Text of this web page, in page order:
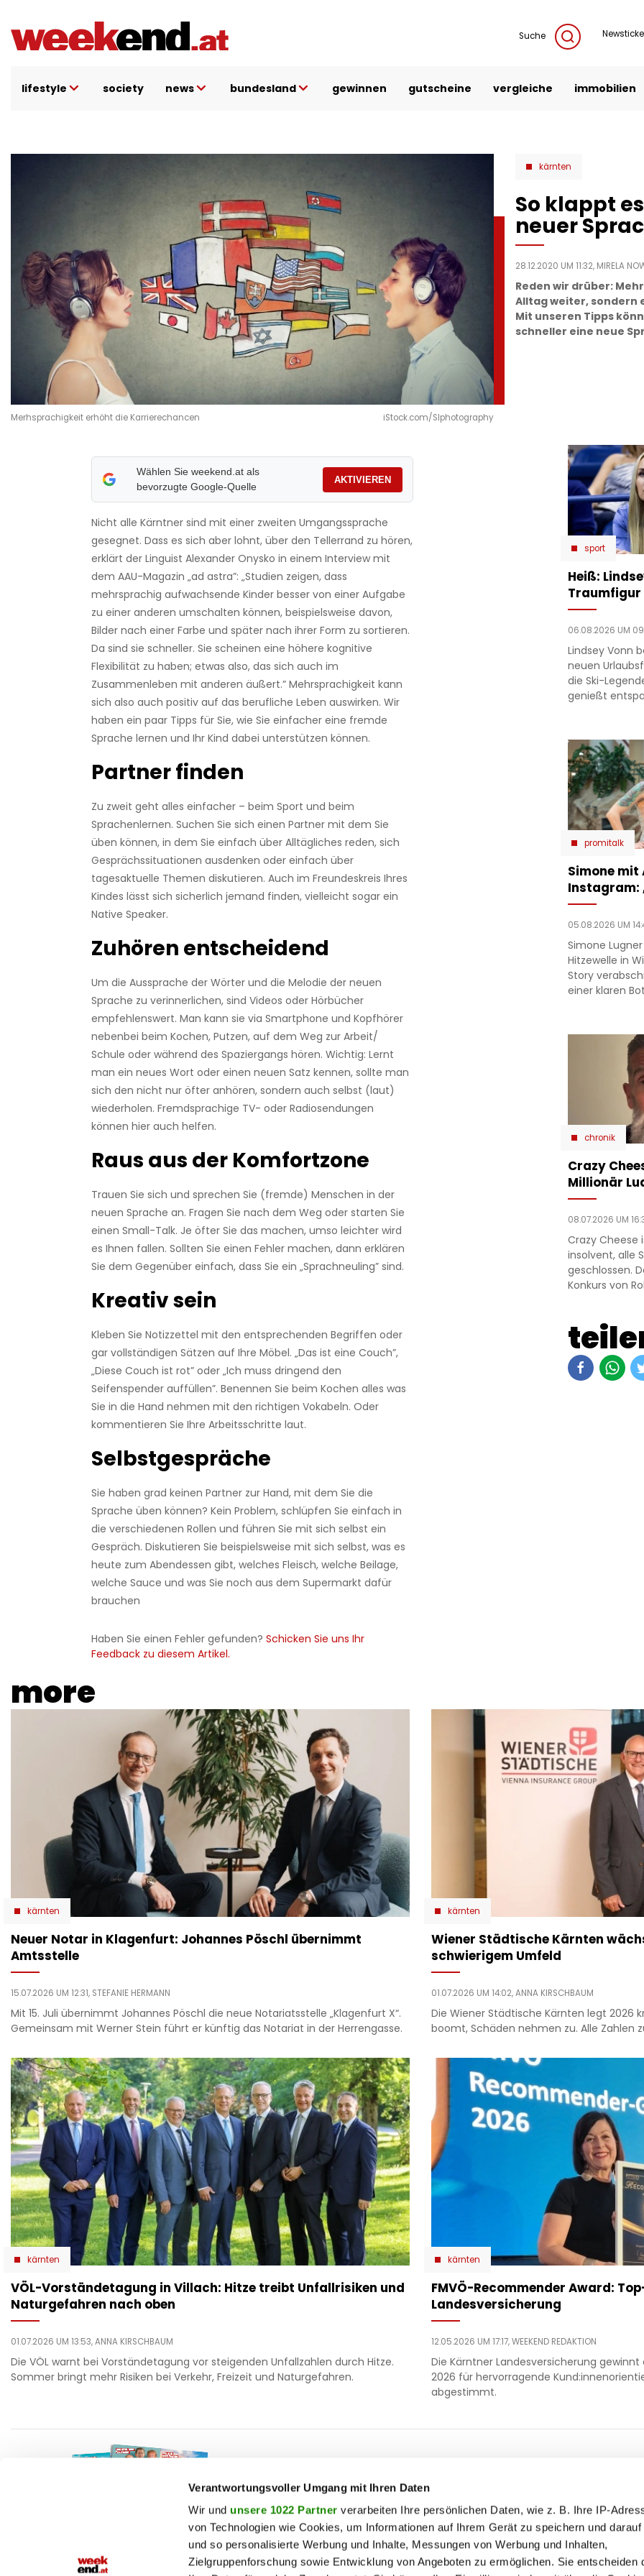
Verantwortungsvoller Umgang mit Ihren Daten
Wir und unsere 1022 Partner verarbeiten Ihre persönlichen Daten, wie z. B. Ihre IP-
von Technologien wie Cookies, um Informationen auf Ihrem Gerät zu speichern und
und so personalisierte Werbung und Inhalte, Messungen von Werbung und Inhalten,
Zielgruppenforschung sowie Entwicklung von Angeboten zu ermöglichen. Sie entscheiden
Inhalt
Suche
lifestyle society news bundesland gewinnen gutscheine vergleiche immobilien
Merhsprachigkeit erhöht die Karrierechancen iStock.com/SIphotography
kärnten
So klappt
neuer
28.12.2020 UM 11:32, MIRELA
Reden wir drüber:
Alltag weiter, sondern
Mit unseren Tipps
schneller eine neue
Wählen Sie weekend.at als
bevorzugte Google-Quelle
AKTIVIEREN
Nicht alle Kärntner sind mit einer zweiten Umgangssprache
gesegnet. Dass es sich aber lohnt, über den Tellerrand zu hören,
erklärt der Linguist Alexander Onysko in einem Interview mit
dem AAU-Magazin „ad astra”: „Studien zeigen, dass
mehrsprachig aufwachsende Kinder besser von einer Aufgabe
zu einer anderen umschalten können, beispielsweise davon,
Bilder nach einer Farbe und später nach ihrer Form zu sortieren.
Da sind sie schneller. Sie scheinen eine höhere kognitive
Flexibilität zu haben; etwas also, das sich auch im
Zusammenleben mit anderen äußert.” Mehrsprachigkeit kann
sich also auch positiv auf das berufliche Leben auswirken. Wir
haben ein paar Tipps für Sie, wie Sie einfacher eine fremde
Sprache lernen und Ihr Kind dabei unterstützen können.
Partner finden
Zu zweit geht alles einfacher – beim Sport und beim
Sprachenlernen. Suchen Sie sich einen Partner mit dem Sie
üben können, in dem Sie einfach über Alltägliches reden, sich
Gesprächssituationen ausdenken oder einfach über
tagesaktuelle Themen diskutieren. Auch im Freundeskreis Ihres
Kindes lässt sich sicherlich jemand finden, vielleicht sogar ein
Native Speaker.
Zuhören entscheidend
Um die Aussprache der Wörter und die Melodie der neuen
Sprache zu verinnerlichen, sind Videos oder Hörbücher
empfehlenswert. Man kann sie via Smartphone und Kopfhörer
nebenbei beim Kochen, Putzen, auf dem Weg zur Arbeit/
Schule oder während des Spaziergangs hören. Wichtig: Lernt
man ein neues Wort oder einen neuen Satz kennen, sollte man
sich den nicht nur öfter anhören, sondern auch selbst (laut)
wiederholen. Fremdsprachige TV- oder Radiosendungen
können hier auch helfen.
Raus aus der Komfortzone
Trauen Sie sich und sprechen Sie (fremde) Menschen in der
neuen Sprache an. Fragen Sie nach dem Weg oder starten Sie
einen Small-Talk. Je öfter Sie das machen, umso leichter wird
es Ihnen fallen. Sollten Sie einen Fehler machen, dann erklären
Sie dem Gegenüber einfach, dass Sie ein „Sprachneuling” sind.
Kreativ sein
Kleben Sie Notizzettel mit den entsprechenden Begriffen oder
gar vollständigen Sätzen auf Ihre Möbel. „Das ist eine Couch”,
„Diese Couch ist rot” oder „Ich muss dringend den
Seifenspender auffüllen”. Benennen Sie beim Kochen alles was
Sie in die Hand nehmen mit den richtigen Vokabeln. Oder
kommentieren Sie Ihre Arbeitsschritte laut.
Selbstgespräche
Sie haben grad keinen Partner zur Hand, mit dem Sie die
Sprache üben können? Kein Problem, schlüpfen Sie einfach in
die verschiedenen Rollen und führen Sie mit sich selbst ein
Gespräch. Diskutieren Sie beispielsweise mit sich selbst, was es
heute zum Abendessen gibt, welches Fleisch, welche Beilage,
welche Sauce und was Sie noch aus dem Supermarkt dafür
brauchen
Haben Sie einen Fehler gefunden?Schicken Sie uns Ihr
Feedback zu diesem Artikel.
sport
Heiß:
Traumfigur
06.08.2026 UM
Lindsey Vonn
neuen
die Ski-
genießt
promitalk
Simone mit
Instagram:
05.08.2026 UM
Simone
Hitzewelle in
Story
einer klaren
chronik
Crazy
Millionär
08.07.2026 UM
Crazy Cheese
insolvent, alle
geschlossen.
Konkurs von
more
kärnten
Neuer Notar in Klagenfurt: Johannes Pöschl übernimmt
Amtsstelle
15.07.2026 UM 12:31, STEFANIE HERMANN
Mit 15. Juli übernimmt Johannes Pöschl die neue Notariatsstelle „Klagenfurt X“.
Gemeinsam mit Werner Stein führt er künftig das Notariat in der Herrengasse.
kärnten
Wiener Städtische Kärnten
schwierigem Umfeld
01.07.2026 UM 14:02,ANNA KIRSCHBAUM
Die Wiener Städtische Kärnten legt 2026
boomt, Schäden nehmen zu. Alle Zahlen
kärnten
VÖL-Vorständetagung in Villach: Hitze treibt Unfallrisiken und
Naturgefahren nach oben
01.07.2026 UM 13:53,ANNA KIRSCHBAUM
Die VÖL warnt bei Vorständetagung vor steigenden Unfallzahlen durch Hitze.
Sommer bringt mehr Risiken bei Verkehr, Freizeit und Naturgefahren.
kärnten
​FMVÖ-Recommender Award:
Landesversicherung
12.05.2026 UM 17:17,WEEKEND REDAKTION
Die Kärntner Landesversicherung
2026 für hervorragende
abgestimmt.
Footer
Top
beauty
chronik
fashion
fitness
politik
reise
society
sport